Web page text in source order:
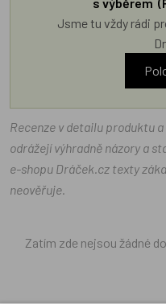
Jsme tu vždy rádi
Recenze v detailu produktu
odrážejí výhradně názory a
e-shopu Dráček.cz texty
neověřuje.
Zatím zde nejsou žádné